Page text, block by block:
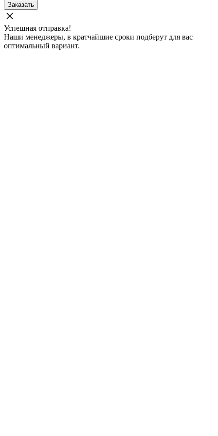
Заказать
Успешная отправка!
Наши менеджеры, в кратчайшие сроки подберут для вас
оптимальный вариант.